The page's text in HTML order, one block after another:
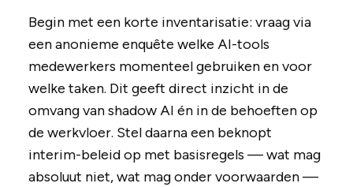
Begin met een korte inventarisatie: vraag via
een anonieme enquête welke AI-tools
medewerkers momenteel gebruiken en voor
welke taken. Dit geeft direct inzicht in de
omvang van shadow AI én in de behoeften op
de werkvloer. Stel daarna een beknopt
interim-beleid op met basisregels — wat mag
absoluut niet, wat mag onder voorwaarden —